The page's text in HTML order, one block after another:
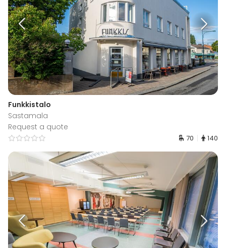
Funkkistalo
Sastamala
Request a quote
70 140